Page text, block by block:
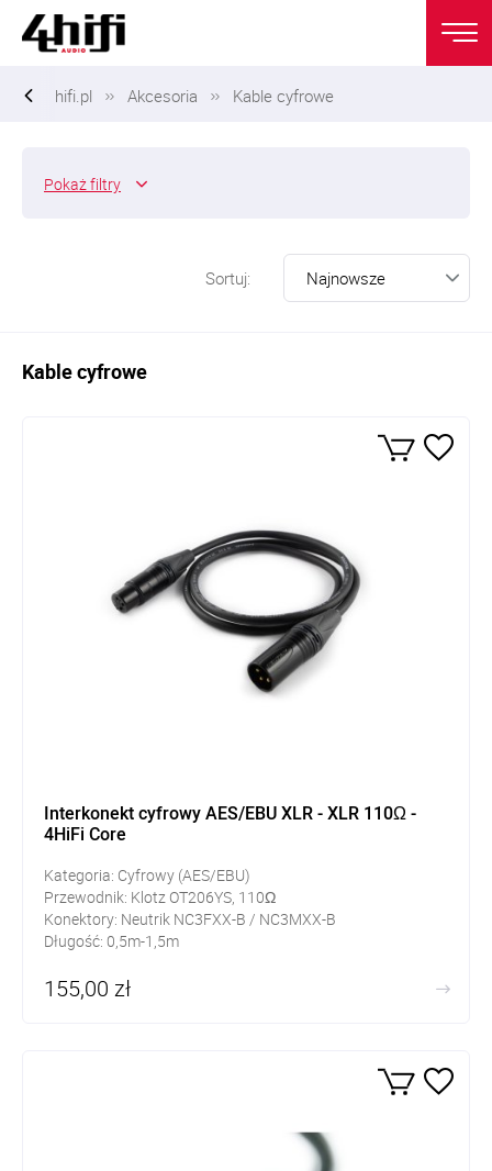
hifi.pl Akcesoria Kable cyfrowe
Pokażfiltry
Sortuj:
Kable cyfrowe
Interkonekt cyfrowy AES/EBU XLR - XLR 110Ω -
4HiFi Core
Kategoria: Cyfrowy (AES/EBU)
Przewodnik: Klotz OT206YS, 110Ω
Konektory: Neutrik NC3FXX-B / NC3MXX-B
Długość: 0,5m-1,5m
155,00 zł